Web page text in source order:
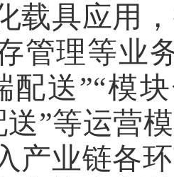
载具应用
管理等业
配送”“模
”等运营
产业链各